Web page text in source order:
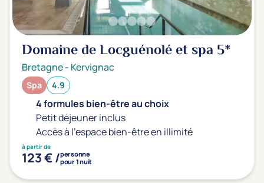
Domaine de Locguénolé et spa 5*
Bretagne- Kervignac
Spa 4.9
4 formules bien-être au choix
Petit déjeuner inclus
Accès à l'espace bien-être en illimité
à partir de
123 € /personne
pour 1 nuit